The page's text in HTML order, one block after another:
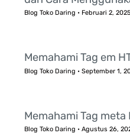
Blog Toko Daring • Februari 2, 2025
Memahami Tag em
Blog Toko Daring •September 1,
Memahami Tag meta
Blog Toko Daring •Agustus 26,